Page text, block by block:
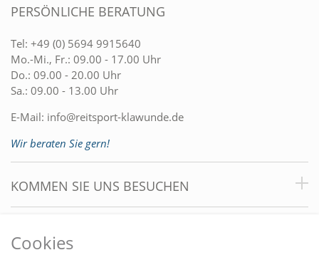
PERSÖNLICHE BERATUNG
Tel: +49 (0) 5694 9915640
Mo.-Mi., Fr.: 09.00 - 17.00 Uhr
Do.: 09.00 - 20.00 Uhr
Sa.: 09.00 - 13.00 Uhr
E-Mail: info@reitsport-klawunde.de
Wir beraten Sie gern!
KOMMEN SIE UNS BESUCHEN
Cookies